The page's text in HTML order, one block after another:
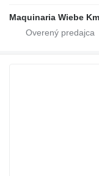
Maquinaria Wiebe